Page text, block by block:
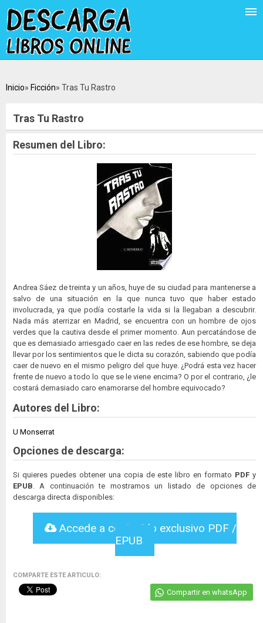
Inicio Ficción Tras Tu Rastro
Tras Tu Rastro
Resumen del Libro:
Andrea Sáez de treinta y un años, huye de su ciudad para mantenerse a
salvo de una situación en la que nunca tuvo que haber estado
involucrada, ya que podía costarle la vida si la llegaban a descubrir.
Nada más aterrizar en Madrid, se encuentra con un hombre de ojos
verdes que la cautiva desde el primer momento. Aun percatándose de
que es demasiado arriesgado caer en las redes de ese hombre, se deja
llevar por los sentimientos que le dicta su corazón, sabiendo que podía
caer de nuevo en el mismo peligro del que huye. ¿Podrá esta vez hacer
frente de nuevo a todo lo que se le viene encima? O por el contrario, ¿le
costará demasiado caro enamorarse del hombre equivocado?
Autores del Libro:
U Monserrat
Opciones de descarga:
Si quieres puedes obtener una copia de este libro en formato PDF y
EPUB . A continuación te mostramos un listado de opciones de
descarga directa disponibles:
Accede a contenido exclusivo PDF /
EPUB
COMPARTE ESTE ARTICULO:
Compartir en whatsApp